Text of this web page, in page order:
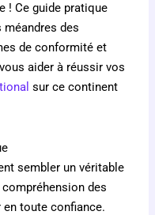
! Ce guide pratique
des
de conformité et
aider à réussir vos
sur ce continent
sembler un véritable
des
en toute confiance.